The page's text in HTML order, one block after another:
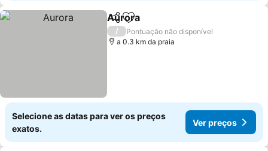
PartilharAdicionar aos favoritos
Aurora
/
Pontuação não disponível
a 0.3 km da praia
Selecione as datas para ver os preços
exatos.
Ver preços